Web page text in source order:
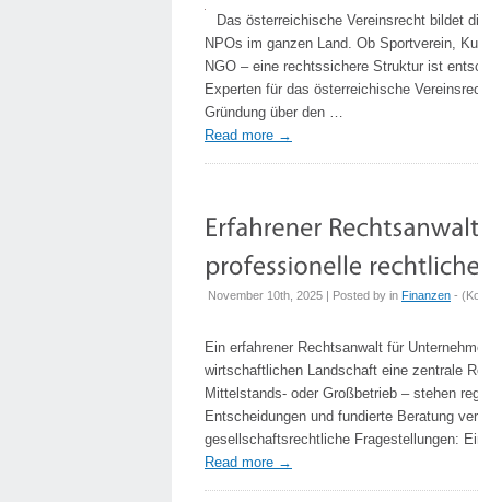
Das österreichische Vereinsrecht bildet
NPOs im ganzen Land. Ob Sportverein,
NGO – eine rechtssichere Struktur ist
Experten für das österreichische
Gründung über den …
Read more →
November 10th, 2025 | Posted by in Finanzen - (
Ein erfahrener Rechtsanwalt für
wirtschaftlichen Landschaft eine zentrale
Mittelstands- oder Großbetrieb – stehen
Entscheidungen und fundierte Beratung
gesellschaftsrechtliche Fragestellungen:
Read more →